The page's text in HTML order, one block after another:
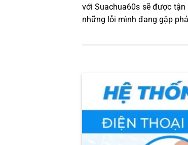
với Suachua60s sẽ được
những lỗi mình đang gặp